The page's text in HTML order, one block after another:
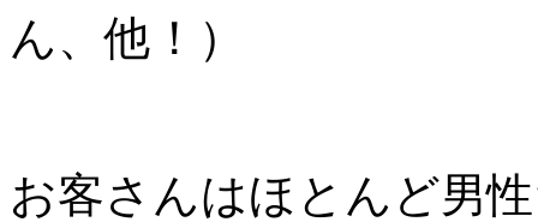
ん、他！）
お客さんはほとんど男